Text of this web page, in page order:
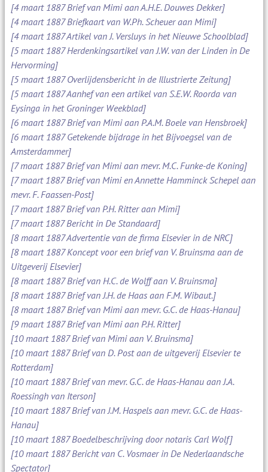
[4 maart 1887 Brief van Mimi aan A.H.E. Douwes Dekker]
[4 maart 1887 Briefkaart van W.Ph. Scheuer aan Mimi]
[4 maart 1887 Artikel van J. Versluys in het Nieuwe Schoolblad]
[5 maart 1887 Herdenkingsartikel van J.W. van der Linden in De
Hervorming]
[5 maart 1887 Overlijdensbericht in de Illustrierte Zeitung]
[5 maart 1887 Aanhef van een artikel van S.E.W. Roorda van
Eysinga in het Groninger Weekblad]
[6 maart 1887 Brief van Mimi aan P.A.M. Boele van Hensbroek]
[6 maart 1887 Getekende bijdrage in het Bijvoegsel van de
Amsterdammer]
[7 maart 1887 Brief van Mimi aan mevr. M.C. Funke-de Koning]
[7 maart 1887 Brief van Mimi en Annette Hamminck Schepel aan
mevr. F. Faassen-Post]
[7 maart 1887 Brief van P.H. Ritter aan Mimi]
[7 maart 1887 Bericht in De Standaard]
[8 maart 1887 Advertentie van de firma Elsevier in de NRC]
[8 maart 1887 Koncept voor een brief van V. Bruinsma aan de
Uitgeverij Elsevier]
[8 maart 1887 Brief van H.C. de Wolff aan V. Bruinsma]
[8 maart 1887 Brief van J.H. de Haas aan F.M. Wibaut.]
[8 maart 1887 Brief van Mimi aan mevr. G.C. de Haas-Hanau]
[9 maart 1887 Brief van Mimi aan P.H. Ritter]
[10 maart 1887 Brief van Mimi aan V. Bruinsma]
[10 maart 1887 Brief van D. Post aan de uitgeverij Elsevier te
Rotterdam]
[10 maart 1887 Brief van mevr. G.C. de Haas-Hanau aan J.A.
Roessingh van Iterson]
[10 maart 1887 Brief van J.M. Haspels aan mevr. G.C. de Haas-
Hanau]
[10 maart 1887 Boedelbeschrijving door notaris Carl Wolf]
[10 maart 1887 Bericht van C. Vosmaer in De Nederlaandsche
Spectator]